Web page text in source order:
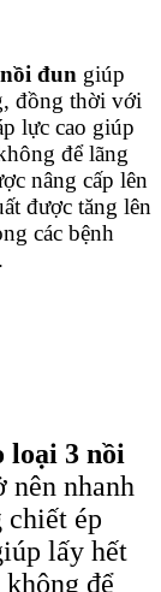
đun giúp
đồng thời với
lực cao giúp
để lãng
nâng cấp lên
được tăng lên
các bệnh
loại 3 nồi
nên nhanh
chiết ép
lấy hết
để